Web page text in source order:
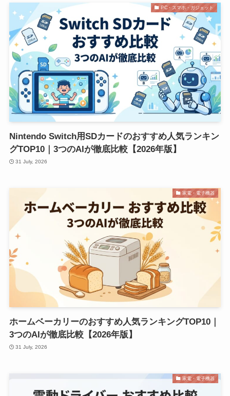
PC・スマホ・ガジェット
Nintendo Switch用SDカードのおすすめ人気ランキン
グTOP10｜3つのAIが徹底比較【2026年版】
31 July, 2026
家電・電子機器
ホームベーカリーのおすすめ人気ランキングTOP10｜
3つのAIが徹底比較【2026年版】
31 July, 2026
家電・電子機器